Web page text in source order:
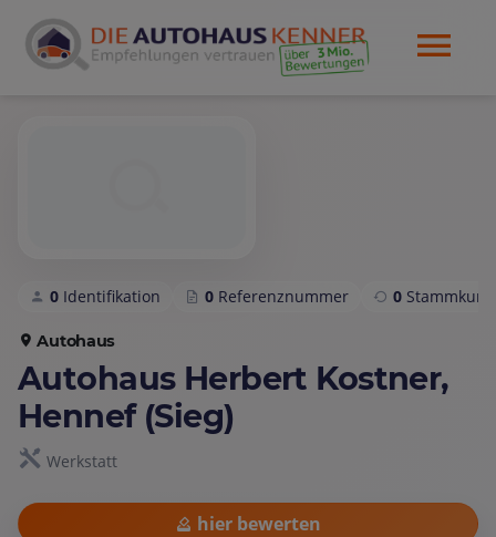
0 Identifikation 0 Referenznummer 0
Autohaus
Autohaus Herbert Kostner,
Hennef (Sieg)
Werkstatt
hier bewerten